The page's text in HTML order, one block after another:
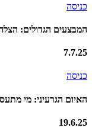
כניסה
המבצעים הגדולים:
7.7.25
כניסה
האיום הגרעיני: מי
19.6.25